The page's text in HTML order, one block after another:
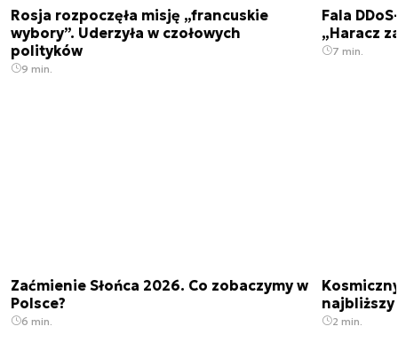
Rosja rozpoczęła misję „francuskie
wybory”. Uderzyła w czołowych
polityków
9 min.
Fala
„Haracz
7 min.
Zaćmienie Słońca 2026. Co zobaczymy w
Polsce?
6 min. 2 min.